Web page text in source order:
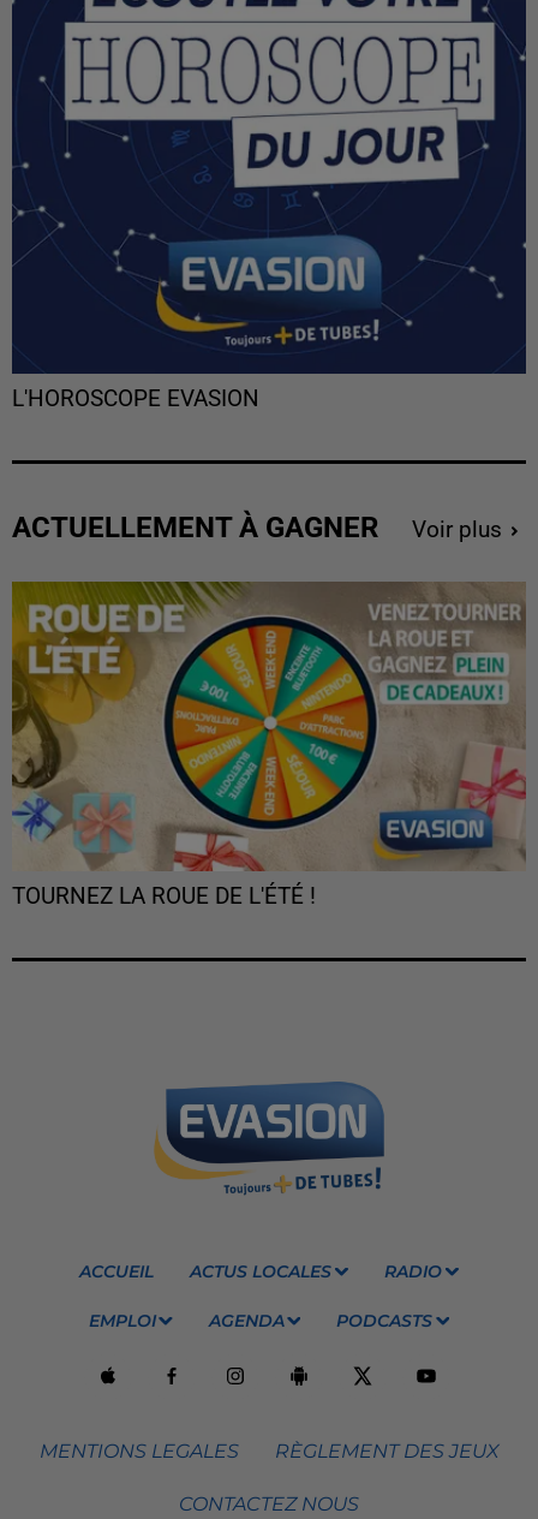
L'HOROSCOPE EVASION
ACTUELLEMENT À GAGNER Voir plus
TOURNEZ LA ROUE DE L'ÉTÉ !
ACCUEIL ACTUS LOCALES RADIO
EMPLOI AGENDA PODCASTS
MENTIONS LEGALES RÈGLEMENT DES JEUX
CONTACTEZ NOUS